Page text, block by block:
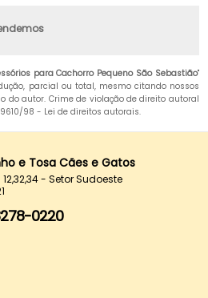
para Cachorro Pequeno São Sebastião"
parcial ou total, mesmo citando nossos
do autor. Crime de violação de direito autoral
9610/98 - Lei de direitos autorais.
e Tosa Cães e Gatos
12,32,34 - Setor Sudoeste
0220